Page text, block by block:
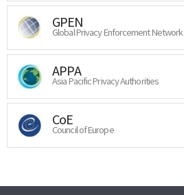
GPEN
Global Privacy Enforcement Network
APPA
Asia Pacific Privacy Authorities
CoE
Council of Europe